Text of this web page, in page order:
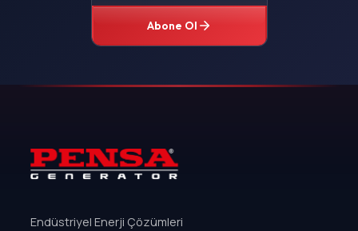
Abone Ol
Endüstriyel Enerji Çözümleri